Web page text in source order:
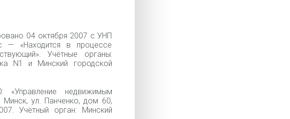
04 октября 2007 с УНП
— «Находится в процессе
Учётные органы:
N1 и Минский городской
недвижимым
Минск, ул. Панченко, дом 60,
Учётный орган: Минский